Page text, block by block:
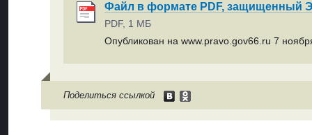
Файл в формате PDF, защищенный
PDF, 1 МБ
Опубликован на www.pravo.gov66.ru 7
Поделиться ссылкой